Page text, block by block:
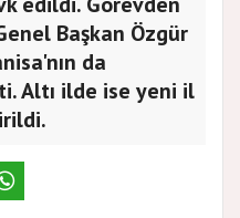
Başkan Özgür
da
Altı ilde ise yeni il